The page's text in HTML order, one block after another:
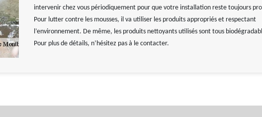
intervenir chez vous périodiquement pour que votre installation reste toujours
Pour lutter contre les mousses, il va utiliser les produits appropriés et respectant
l’environnement. De même, les produits nettoyants utilisés sont tous
Pour plus de détails, n’hésitez pas à le contacter.